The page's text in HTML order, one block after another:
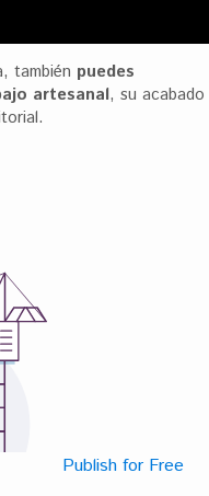
también puedes
artesanal, su acabado
Publish for Free